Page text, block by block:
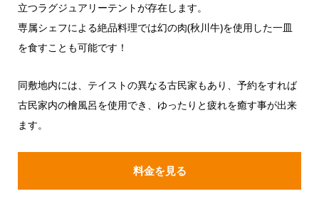
立つラグジュアリーテントが存在します。
専属シェフによる絶品料理では幻の肉(秋川牛)を使用した一皿
を食すことも可能です！
同敷地内には、テイストの異なる古民家もあり、予約をすれば
古民家内の檜風呂を使用でき、ゆったりと疲れを癒す事が出来
ます。
料金を見る